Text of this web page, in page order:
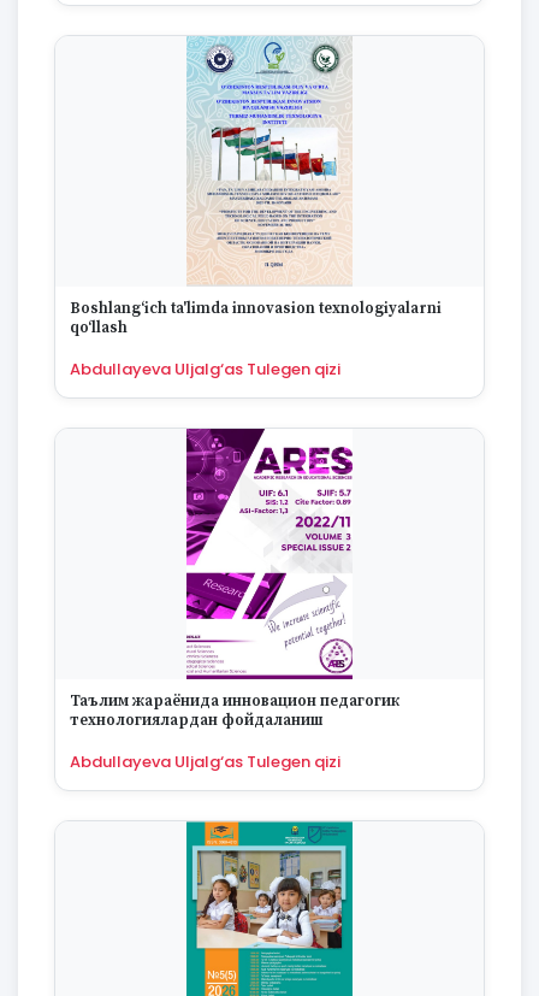
Boshlang‘ich ta'limda innovasion texnologiyalarni
qo‘llash
Abdullayeva Uljalg‘as Tulegen qizi
Таълим жараёнида инновацион педагогик
технологиялардан фойдаланиш
Abdullayeva Uljalg‘as Tulegen qizi